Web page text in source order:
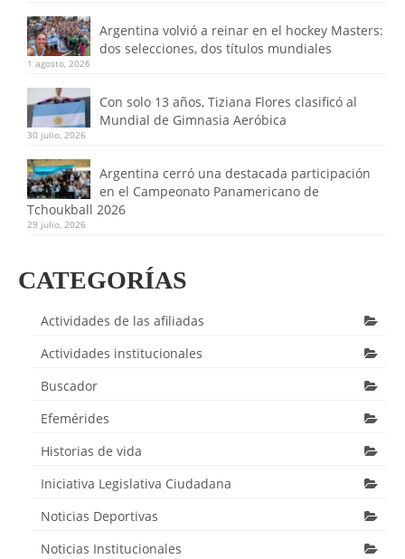
Argentina volvió a reinar en el hockey Masters:
dos selecciones, dos títulos mundiales
1 agosto, 2026
Con solo 13 años, Tiziana Flores clasificó al
Mundial de Gimnasia Aeróbica
30 julio, 2026
Argentina cerró una destacada participación
en el Campeonato Panamericano de
Tchoukball 2026
29 julio, 2026
CATEGORÍAS
Actividades de las afiliadas
Actividades institucionales
Buscador
Efemérides
Historias de vida
Iniciativa Legislativa Ciudadana
Noticias Deportivas
Noticias Institucionales